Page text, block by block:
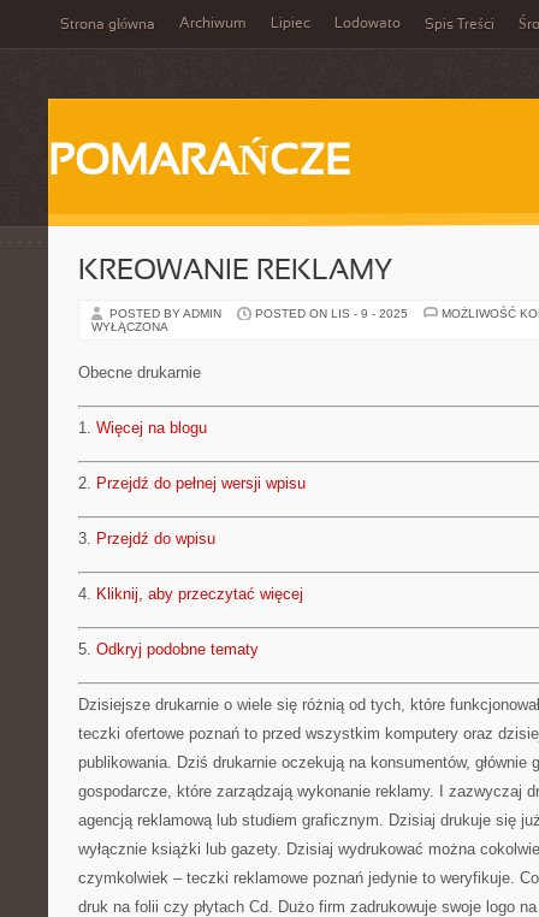
Strona główna Archiwum Lipiec Lodowato Spis Treści
POMARAŃCZE
KREOWANIE REKLAMY
POSTED BY ADMIN POSTED ON LIS - 9 - 2025
MOŻLIWOŚĆ
WYŁĄCZONA
Obecne drukarnie
1. Więcej na blogu
2. Przejdź do pełnej wersji wpisu
3. Przejdź do wpisu
4. Kliknij, aby przeczytać więcej
5. Odkryj podobne tematy
Dzisiejsze drukarnie o wiele się różnią od tych, które
teczki ofertowe poznań to przed wszystkim komputery oraz
publikowania. Dziś drukarnie oczekują na konsumentów, głównie
gospodarcze, które zarządzają wykonanie reklamy. I zazwyczaj
agencją reklamową lub studiem graficznym. Dzisiaj drukuje się
wyłącznie książki lub gazety. Dzisiaj wydrukować można
czymkolwiek – teczki reklamowe poznań jedynie to weryfikuje.
druk na folii czy płytach Cd. Dużo firm zadrukowuje swoje logo